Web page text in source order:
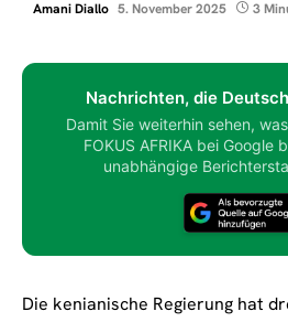
Amani Diallo 5. November 2025 3
Nachrichten, die
Damit Sie weiterhin sehen,
FOKUS AFRIKA bei Google
unabhängige
Die kenianische Regierung hat